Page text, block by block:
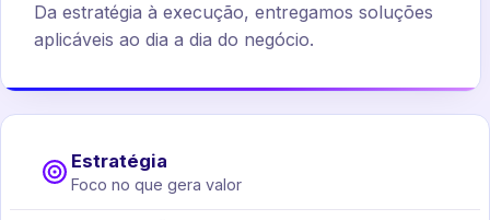
Da estratégia à execução, entregamos soluções
aplicáveis ao dia a dia do negócio.
Estratégia
Foco no que gera valor